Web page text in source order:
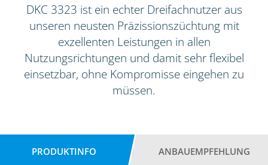
DKC 3323 ist ein echter Dreifachnutzer aus
unseren neusten Präzissionszüchtung mit
exzellenten Leistungen in allen
Nutzungsrichtungen und damit sehr flexibel
einsetzbar, ohne Kompromisse eingehen zu
müssen.
PRODUKTINFO ANBAUEMPFEHLUNG